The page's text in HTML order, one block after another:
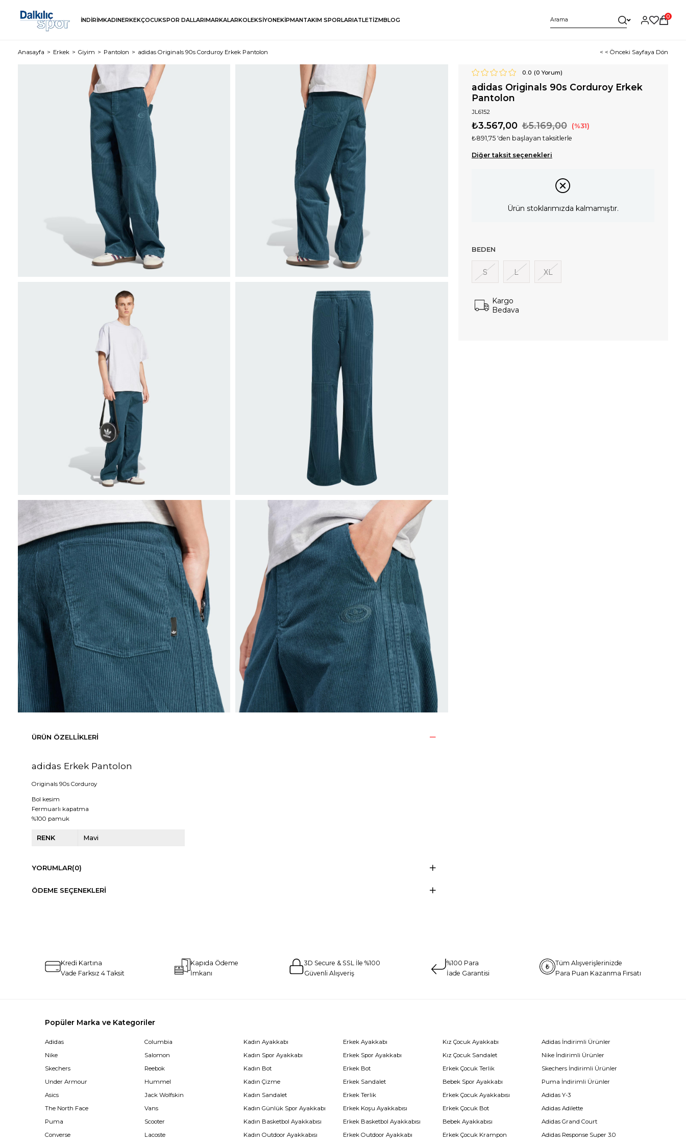
İNDİRİMKADINERKEKÇOCUKSPOR DALLARIMARKALARKOLEKSİYONEKİPMANTAKIM SPORLARIATLETİZMBLOG
0
Anasayfa Erkek Giyim Pantolon adidas Originals 90s Corduroy Erkek Pantolon < < Önceki Sayfaya Dön
0.0 (0 Yorum)
adidas Originals 90s Corduroy Erkek
Pantolon
JL6152
₺5.169,00
₺3.567,00 31
₺891,75 'den başlayan taksitlerle
Diğer taksit seçenekleri
Ürün stoklarımızda kalmamıştır.
BEDEN
S L XL
Kargo
Bedava
ÜRÜN ÖZELLIKLERI
adidas Erkek Pantolon
Originals 90s Corduroy
Bol kesim
Fermuarlı kapatma
%100 pamuk
RENK Mavi
YORUMLAR(0)
ÖDEME SEÇENEKLERI
Kredi Kartına
Vade Farksız 4 Taksit
Kapıda Ödeme
İmkanı
3D Secure & SSL İle %100
Güvenli Alışveriş
%100 Para
İade Garantisi
Tüm Alışverişlerinizde
Para Puan Kazanma Fırsatı
Popüler Marka ve Kategoriler
Adidas
Nike
Skechers
Under Armour
Asics
The North Face
Puma
Converse
Columbia
Salomon
Reebok
Hummel
Jack Wolfskin
Vans
Scooter
Lacoste
Kadın Ayakkabı
Kadın Spor Ayakkabı
Kadın Bot
Kadın Çizme
Kadın Sandalet
Kadın Günlük Spor Ayakkabı
Kadın Basketbol Ayakkabısı
Kadın Outdoor Ayakkabısı
Erkek Ayakkabı
Erkek Spor Ayakkabı
Erkek Bot
Erkek Sandalet
Erkek Terlik
Erkek Koşu Ayakkabısı
Erkek Basketbol Ayakkabısı
Erkek Outdoor Ayakkabı
Kız Çocuk Ayakkabı
Kız Çocuk Sandalet
Erkek Çocuk Terlik
Bebek Spor Ayakkabı
Erkek Çocuk Ayakkabısı
Erkek Çocuk Bot
Bebek Ayakkabısı
Erkek Çocuk Krampon
Adidas İndirimli Ürünler
Nike İndirimli Ürünler
Skechers İndirimli Ürünler
Puma İndirimli Ürünler
Adidas Y-3
Adidas Adilette
Adidas Grand Court
Adidas Response Super 3.0